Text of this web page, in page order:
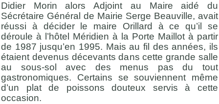
Didier Morin alors Adjoint au Maire aidé du
Sécrétaire Général de Mairie Serge Beauville, avait
réussi à décider le maire Orillard à ce qu’il se
déroule à l’hôtel Méridien à la Porte Maillot à partir
de 1987 jusqu’en 1995. Mais au fil des années, ils
étaient devenus décevants dans cette grande salle
au sous-sol avec des menus pas du tout
gastronomiques. Certains se souviennent même
d’un plat de poissons douteux servis à cette
occasion.